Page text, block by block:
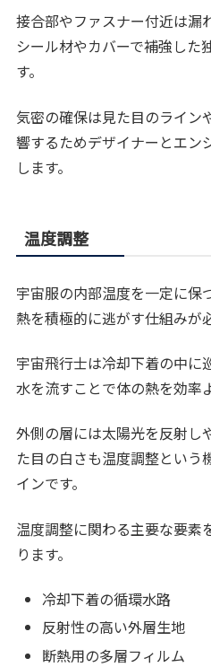
接合部やファスナー付近は漏
シール材やカバーで補強した
す。
気密の確保は見た目のライン
響するためデザイナーとエン
します。
温度調整
宇宙服の内部温度を一定に保
熱を積極的に逃がす仕組みが
宇宙飛行士は冷却下着の中に
水を流すことで体の熱を効率
外側の層には太陽光を反射し
た目の白さも温度調整という
インです。
温度調整に関わる主要な要素
ります。
冷却下着の循環水路
反射性の高い外層生地
断熱用の多層フィルム